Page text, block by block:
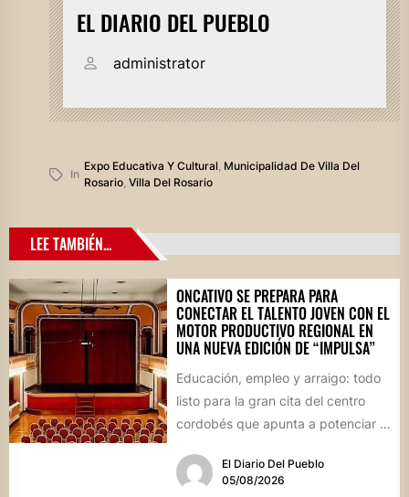
EL DIARIO DEL PUEBLO
administrator
In
Expo Educativa Y Cultural, Municipalidad De Villa Del
Rosario, Villa Del Rosario
LEE TAMBIÉN...
ONCATIVO SE PREPARA PARA
CONECTAR EL TALENTO JOVEN CON EL
MOTOR PRODUCTIVO REGIONAL EN
UNA NUEVA EDICIÓN DE “IMPULSA”
Educación, empleo y arraigo: todo
listo para la gran cita del centro
cordobés que apunta a potenciar el
El Diario Del Pueblo
05/08/2026